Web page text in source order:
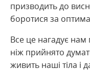
призводить до
боротися за
Все це нагадує
ніж прийнято
живить наші тіла і